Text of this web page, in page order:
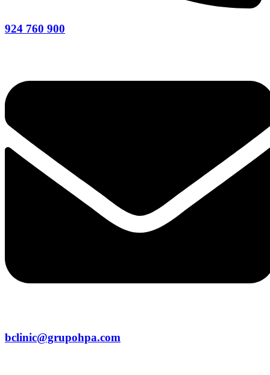
924 760 900
bclinic@grupohpa.com